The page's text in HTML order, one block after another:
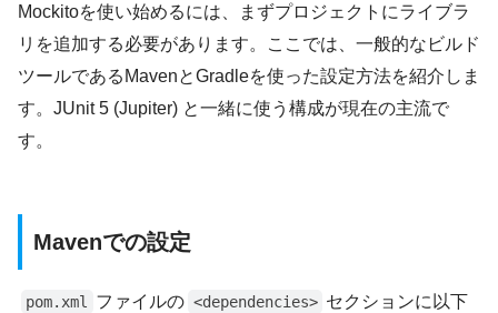
Mockitoを使い始めるには、まずプロジェクトにライブラ
リを追加する必要があります。ここでは、一般的なビルド
ツールであるMavenとGradleを使った設定方法を紹介しま
す。JUnit 5 (Jupiter) と一緒に使う構成が現在の主流で
す。
Mavenでの設定
pom.xml ファイルの <dependencies> セクションに以下